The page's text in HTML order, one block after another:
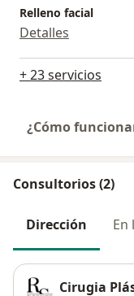
Relleno facial
Detalles
+ 23 servicios
¿Cómo
Consultorios (2)
Dirección En
Cirugia